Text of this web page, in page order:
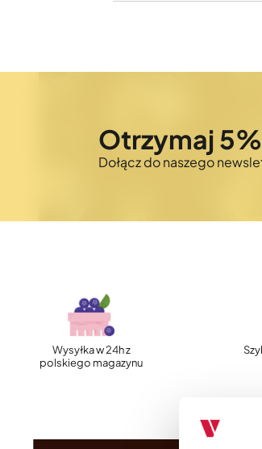
Otrzymaj
Dołącz do naszego
Wysyłka w 24h z
polskiego magazynu